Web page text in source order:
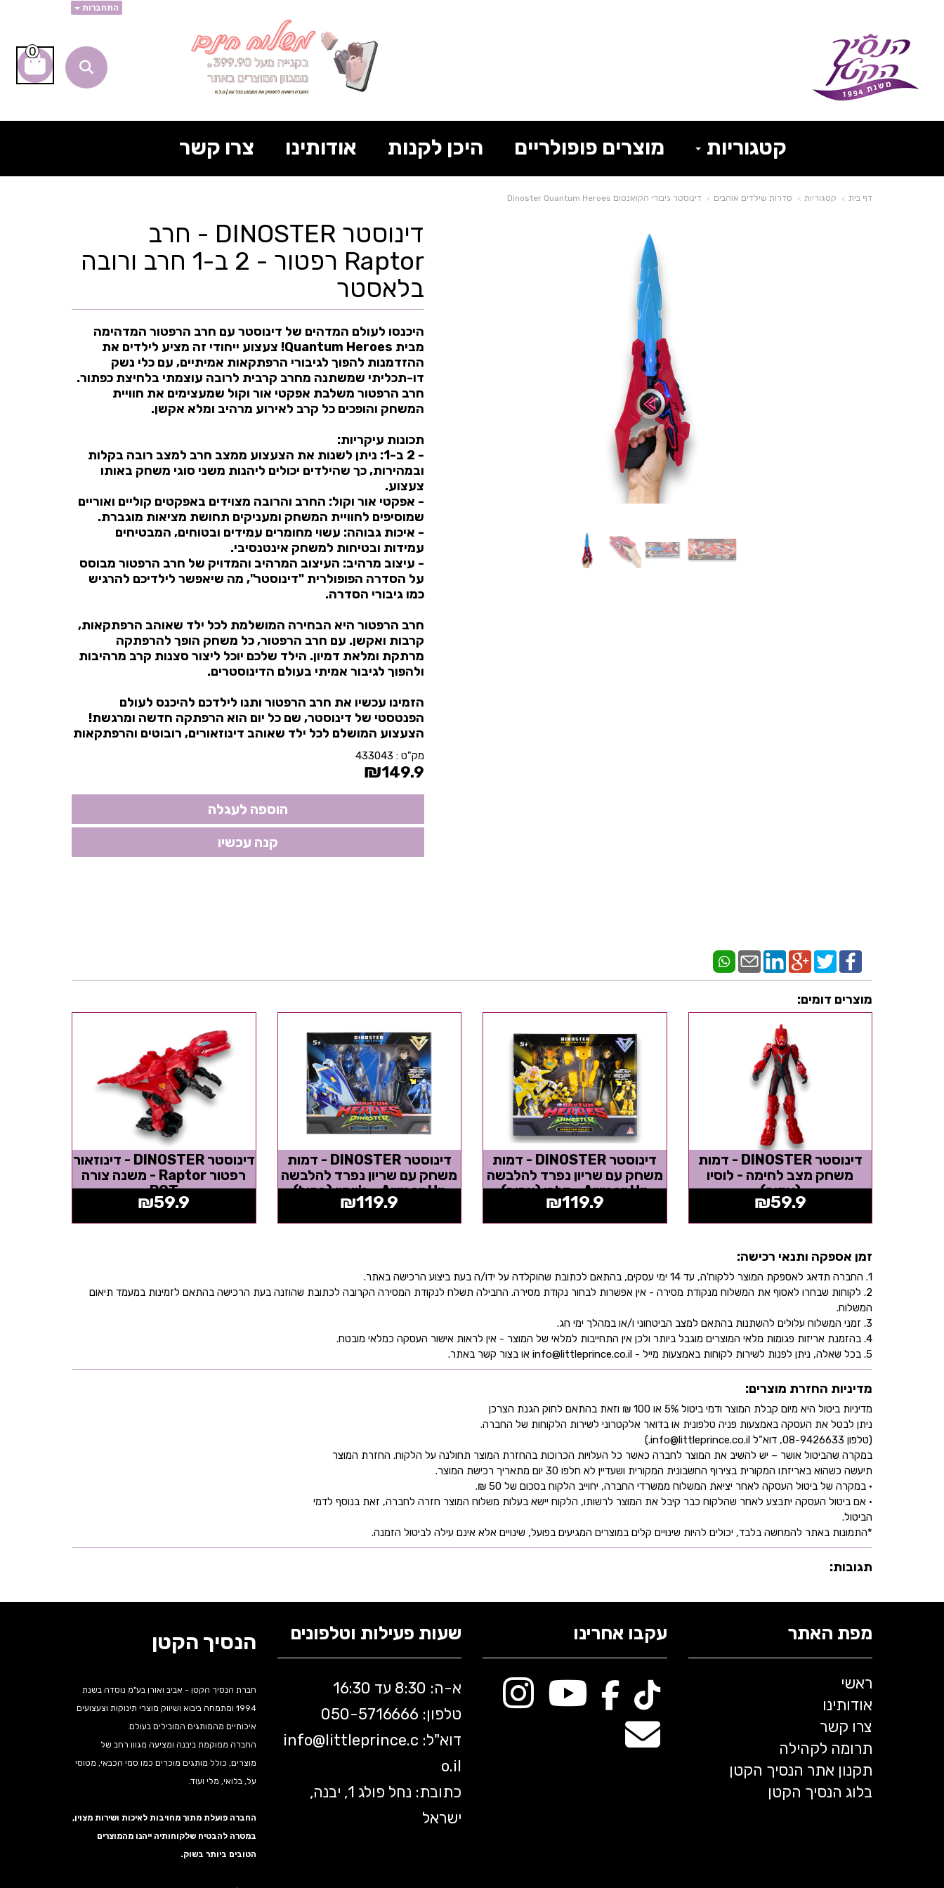
התחברות
0
קטגוריות מוצרים פופולריים היכן לקנות אודותינו צרו קשר
דף בית קטגוריות סדרות שילדים אוהבים דינוסטר גיבורי הקואנטום Dinoster Quantum Heroes
דינוסטר DINOSTER - חרב
Raptor רפטור - 2 ב-1 חרב ורובה
בלאסטר
היכנסו לעולם המדהים של דינוסטר עם חרב הרפטור המדהימה
מבית Quantum Heroes! צעצוע ייחודי זה מציע לילדים את
ההזדמנות להפוך לגיבורי הרפתקאות אמיתיים, עם כלי נשק
דו-תכליתי שמשתנה מחרב קרבית לרובה עוצמתי בלחיצת כפתור.
חרב הרפטור משלבת אפקטי אור וקול שמעצימים את חוויית
המשחק והופכים כל קרב לאירוע מרהיב ומלא אקשן.
תכונות עיקריות:
- 2 ב-1: ניתן לשנות את הצעצוע ממצב חרב למצב רובה בקלות
ובמהירות, כך שהילדים יכולים ליהנות משני סוגי משחק באותו
צעצוע.
- אפקטי אור וקול: החרב והרובה מצוידים באפקטים קוליים ואוריים
שמוסיפים לחוויית המשחק ומעניקים תחושת מציאות מוגברת.
- איכות גבוהה: עשוי מחומרים עמידים ובטוחים, המבטיחים
עמידות ובטיחות למשחק אינטנסיבי.
- עיצוב מרהיב: העיצוב המרהיב והמדויק של חרב הרפטור מבוסס
על הסדרה הפופולרית "דינוסטר", מה שיאפשר לילדיכם להרגיש
כמו גיבורי הסדרה.
חרב הרפטור היא הבחירה המושלמת לכל ילד שאוהב הרפתקאות,
קרבות ואקשן. עם חרב הרפטור, כל משחק הופך להרפתקה
מרתקת ומלאת דמיון. הילד שלכם יוכל ליצור סצנות קרב מרהיבות
ולהפוך לגיבור אמיתי בעולם הדינוסטרים.
הזמינו עכשיו את חרב הרפטור ותנו לילדכם להיכנס לעולם
הפנטסטי של דינוסטר, שם כל יום הוא הרפתקה חדשה ומרגשת!
הצעצוע המושלם לכל ילד שאוהב דינוזאורים, רובוטים והרפתקאות
מק"ט : 433043
₪149.9
מוצרים דומים:
דינוסטר DINOSTER - דמות
משחק מצב לחימה - לוסיו
(אדום)
₪59.9
דינוסטר DINOSTER - דמות
משחק עם שריון נפרד להלבשה
Armor Up - דלבי (צהוב)
₪119.9
דינוסטר DINOSTER - דמות
משחק עם שריון נפרד להלבשה
Armor Up - ג'יימין (כחול)
₪119.9
דינוסטר DINOSTER - דינוזאור
רפטור Raptor - משנה צורה
BOT
₪59.9
זמן אספקה ותנאי רכישה:
1. החברה תדאג לאספקת המוצר ללקוח'ה, עד 14 ימי עסקים, בהתאם לכתובת שהוקלדה על ידו/ה בעת ביצוע הרכישה באתר.
2. לקוחות שבחרו לאסוף את המשלוח מנקודת מסירה - אין אפשרות לבחור נקודת מסירה. החבילה תשלח לנקודת המסירה הקרובה לכתובת שהוזנה בעת הרכישה בהתאם לזמינות במעמד תיאום
המשלוח.
3. זמני המשלוח עלולים להשתנות בהתאם למצב הביטחוני ו/או במהלך ימי חג.
4. בהזמנת אריזות פגומות מלאי המוצרים מוגבל ביותר ולכן אין התחייבות למלאי של המוצר - אין לראות אישור העסקה כמלאי מובטח.
5. בכל שאלה, ניתן לפנות לשירות לקוחות באמצעות מייל - info@littleprince.co.il או בצור קשר באתר.
מדיניות החזרת מוצרים:
מדיניות ביטול היא מיום קבלת המוצר ודמי ביטול 5% או 100 ₪ וזאת בהתאם לחוק הגנת הצרכן
ניתן לבטל את העסקה באמצעות פניה טלפונית או בדואר אלקטרוני לשירות הלקוחות של החברה.
(טלפון 08-9426633, דוא”ל info@littleprince.co.il.)
במקרה שהביטול אושר – יש להשיב את המוצר לחברה כאשר כל העלויות הכרוכות בהחזרת המוצר תחולנה על הלקוח. החזרת המוצר
תיעשה כשהוא באריזתו המקורית בצירוף החשבונית המקורית ושעדיין לא חלפו 30 יום מתאריך רכישת המוצר.
• במקרה של ביטול העסקה לאחר יציאת המשלוח ממשרדי החברה, יחוייב הלקוח בסכום של 50 ₪.
• אם ביטול העסקה יתבצע לאחר שהלקוח כבר קיבל את המוצר לרשותו, הלקוח יישא בעלות משלוח המוצר חזרה לחברה, זאת בנוסף לדמי
הביטול.
*התמונות באתר להמחשה בלבד, יכולים להיות שינויים קלים במוצרים המגיעים בפועל, שינויים אלא אינם עילה לביטול הזמנה.
תגובות:
מפת האתר
ראשי
אודותינו
צרו קשר
תרומה לקהילה
תקנון אתר הנסיך הקטן
בלוג הנסיך הקטן
עקבו אחרינו שעות פעילות וטלפונים
א-ה: 8:30 עד 16:30
טלפון: 050-5 716666
דוא"ל:
info@littleprince.c
o.il
כתובת: נחל פולג 1, יבנה,
ישראל
הנסיך הקטן
חברת הנסיך הקטן - אביב ואורן בע"מ נוסדה בשנת
1994 ומתמחה ביבוא ושיווק מוצרי תינוקות וצעצועים
איכותיים מהמותגים המובילים בעולם.
החברה ממוקמת ביבנה ומציעה מגוון רחב של
מוצרים, כולל מותגים מוכרים כמו סמי הכבאי, מטוסי
על, בלואי, מלי ועוד.
החברה פועלת מתוך מחויבות לאיכות ושירות מצוין,
במטרה להבטיח שלקוחותיה ייהנו מהמוצרים
הטובים ביותר בשוק.